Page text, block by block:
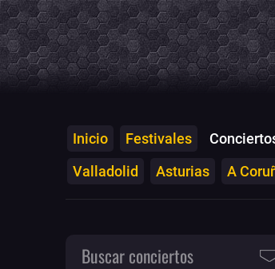
Inicio Festivales
Valladolid
Asturias A
Buscar conciertos